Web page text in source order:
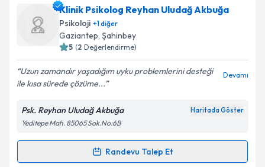
Uzm. Psk. Dan. Mehmet Gökiçin randevu takvimi
talebi oluşturun. Size bu uzmandan randevu almanız
için bir takvim hazırlandığında e-posta ile
bilgilendireceğiz.
E-posta Adresiniz
Kişisel verilerimin işlenmesine ilişkin
Metni'ni okudum ve kişisel verilerimin belirtilen
kapsamda işlenmesini kabul ediyorum.
Klinik Psikolog Reyhan Uludağ Akbuğa
Psikoloji +1diğer
Gaziantep, Şahinbey
5 (2 Değerlendirme)
Uzun zamandır yaşadığım uyku problemlerini desteği
ile kısa sürede çözüme...
Devamı
Psk. Reyhan Uludağ Akbuğa Haritada Göster
Yeditepe Mah. 85065 Sok.No:6B
Randevu Talep Et
Randevu Takvimi Talebi